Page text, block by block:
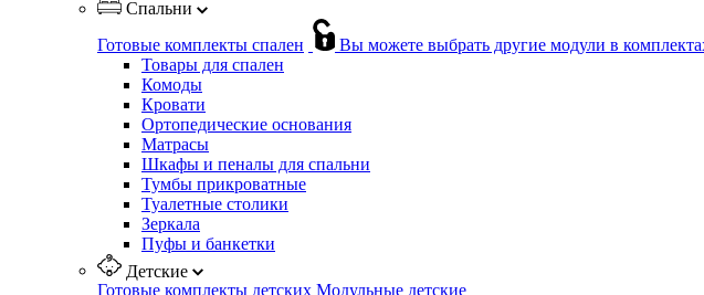
Спальни
Готовые комплекты спален
Вы можете выбрать другие модули в
Товары для спален
Комоды
Кровати
Ортопедические основания
Матрасы
Шкафы и пеналы для спальни
Тумбы прикроватные
Туалетные столики
Зеркала
Пуфы и банкетки
Детские
Готовые комплекты детских Модульные детские